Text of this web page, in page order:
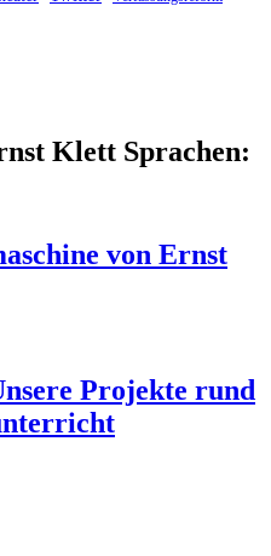
Klett Sprachen:
von Ernst
Projekte rund